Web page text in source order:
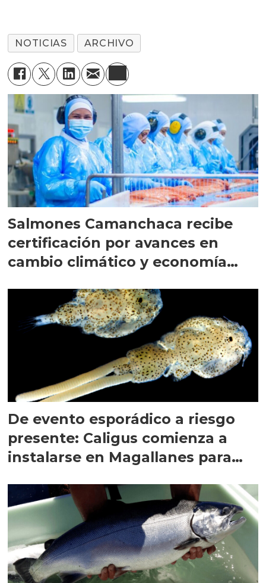
NOTICIAS ARCHIVO
Salmones Camanchaca recibe
certificación por avances en
cambio climático y economía
De evento esporádico a riesgo
presente: Caligus comienza a
instalarse en Magallanes para